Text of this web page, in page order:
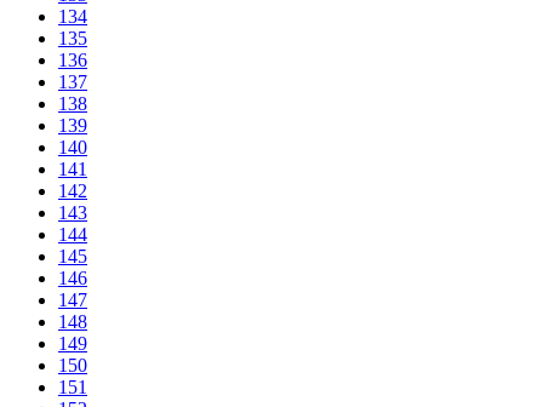
134
135
136
137
138
139
140
141
142
143
144
145
146
147
148
149
150
151